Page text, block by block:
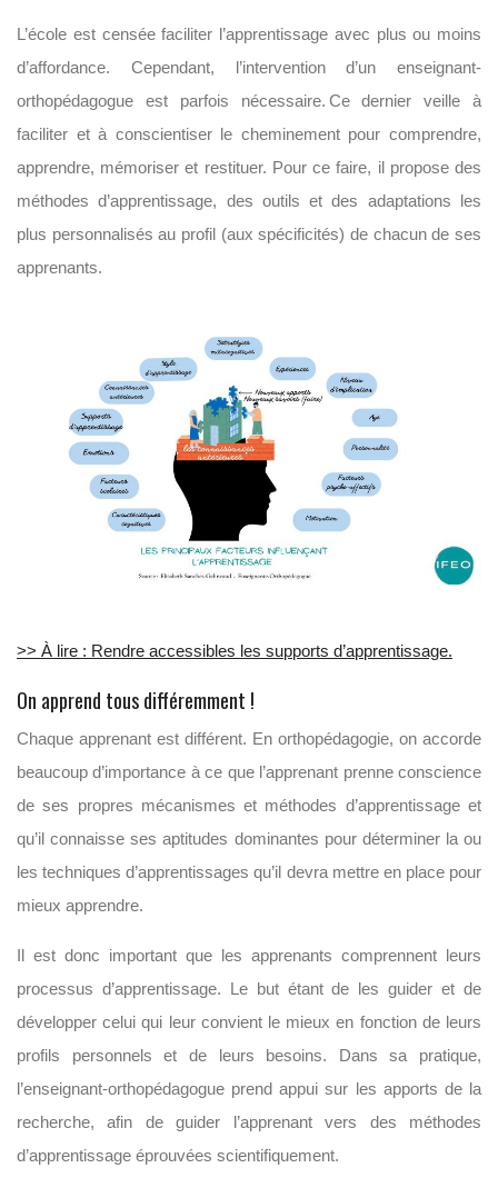
L’école est censée faciliter l’apprentissage avec plus ou moins
d’affordance. Cependant, l’intervention d’un enseignant-
orthopédagogue est parfois nécessaire. Ce dernier veille à
faciliter et à conscientiser le cheminement pour comprendre,
apprendre, mémoriser et restituer. Pour ce faire, il propose des
méthodes d’apprentissage, des outils et des adaptations les
plus personnalisés au profil (aux spécificités) de chacun de ses
apprenants.
>> À lire : Rendre accessibles les supports d’apprentissage.
On apprend tous différemment !
Chaque apprenant est différent. En orthopédagogie, on accorde
beaucoup d’importance à ce que l’apprenant prenne conscience
de ses propres mécanismes et méthodes d’apprentissage et
qu’il connaisse ses aptitudes dominantes pour déterminer la ou
les techniques d’apprentissages qu’il devra mettre en place pour
mieux apprendre.
Il est donc important que les apprenants comprennent leurs
processus d’apprentissage. Le but étant de les guider et de
développer celui qui leur convient le mieux en fonction de leurs
profils personnels et de leurs besoins. Dans sa pratique,
l’enseignant-orthopédagogue prend appui sur les apports de la
recherche, afin de guider l’apprenant vers des méthodes
d’apprentissage éprouvées scientifiquement.